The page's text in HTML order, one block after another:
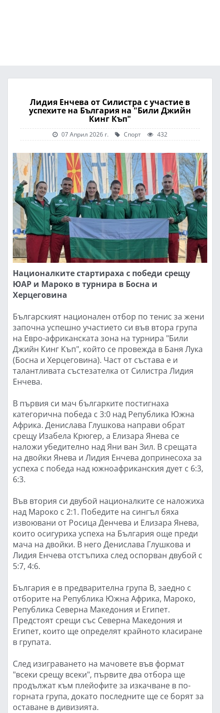
Лидия Енчева от Силистра с участие в
успехите на България на "Били Джийн
Кинг Къп"
07 Април 2026 г. Спорт 432
Националките стартираха с победи срещу
ЮАР и Мароко в турнира в Босна и
Херцеговина
Българският национален отбор по тенис за жени
започна успешно участието си във втора група
на Евро-африканската зона на турнира "Били
Джийн Кинг Къп", който се провежда в Баня Лука
(Босна и Херцеговина). Част от състава е и
талантливата състезателка от Силистра Лидия
Енчева.
В първия си мач българките постигнаха
категорична победа с 3:0 над Република Южна
Африка. Денислава Глушкова направи обрат
срещу Изабела Крюгер, а Елизара Янева се
наложи убедително над Яни ван Зил. В срещата
на двойки Янева и Лидия Енчева допринесоха за
успеха с победа над южноафриканския дует с 6:3,
6:3.
Във втория си двубой националките се наложиха
над Мароко с 2:1. Победите на сингъл бяха
извоювани от Росица Денчева и Елизара Янева,
които осигуриха успеха на България още преди
мача на двойки. В него Денислава Глушкова и
Лидия Енчева отстъпиха след оспорван двубой с
5:7, 4:6.
България е в предварителна група B, заедно с
отборите на Република Южна Африка, Мароко,
Република Северна Македония и Египет.
Предстоят срещи със Северна Македония и
Египет, които ще определят крайното класиране
в групата.
След изиграването на мачовете във формат
"всеки срещу всеки", първите два отбора ще
продължат към плейофите за изкачване в по-
горната група, докато последните ще се борят за
оставане в дивизията.